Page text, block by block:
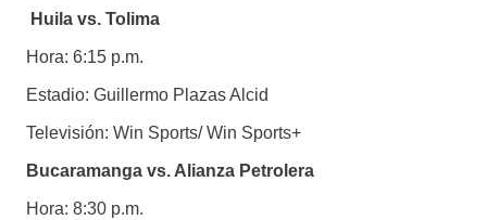
Huila vs. Tolima
Hora: 6:15 p.m.
Estadio: Guillermo Plazas Alcid
Televisión: Win Sports/ Win Sports+
Bucaramanga vs. Alianza Petrolera
Hora: 8:30 p.m.